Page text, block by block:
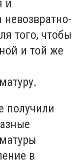
и
того, чтобы
и той же
получили
в